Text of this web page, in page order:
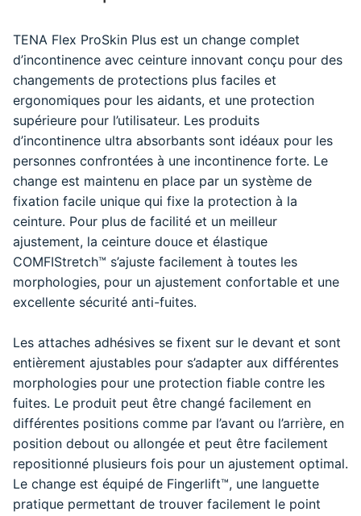
TENA Flex ProSkin Plus est un change complet
d’incontinence avec ceinture innovant conçu pour des
changements de protections plus faciles et
ergonomiques pour les aidants, et une protection
supérieure pour l’utilisateur. Les produits
d’incontinence ultra absorbants sont idéaux pour les
personnes confrontées à une incontinence forte. Le
change est maintenu en place par un système de
fixation facile unique qui fixe la protection à la
ceinture. Pour plus de facilité et un meilleur
ajustement, la ceinture douce et élastique
COMFIStretch™ s’ajuste facilement à toutes les
morphologies, pour un ajustement confortable et une
excellente sécurité anti-fuites.
Les attaches adhésives se fixent sur le devant et sont
entièrement ajustables pour s’adapter aux différentes
morphologies pour une protection fiable contre les
fuites. Le produit peut être changé facilement en
différentes positions comme par l’avant ou l’arrière, en
position debout ou allongée et peut être facilement
repositionné plusieurs fois pour un ajustement optimal.
Le change est équipé de Fingerlift™, une languette
pratique permettant de trouver facilement le point